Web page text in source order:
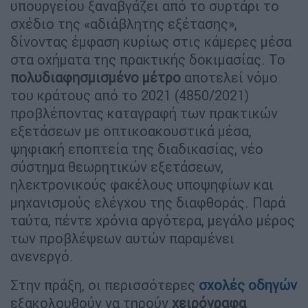
υπουργείου ξαναβγάζει από το συρτάρι το
σχέδιο της «αδιάβλητης εξέτασης»,
δίνοντας έμφαση κυρίως στις κάμερες μέσα
στα οχήματα της πρακτικής δοκιμασίας. Το
πολυδιαφησμισμένο μέτρο αποτελεί νόμο
του κράτους από το 2021 (4850/2021)
προβλέποντας καταγραφή των πρακτικών
εξετάσεων με οπτικοακουστικά μέσα,
ψηφιακή εποπτεία της διαδικασίας, νέο
σύστημα θεωρητικών εξετάσεων,
ηλεκτρονικούς φακέλους υποψηφίων και
μηχανισμούς ελέγχου της διαφθοράς. Παρά
ταύτα, πέντε χρόνια αργότερα, μεγάλο μέρος
των προβλέψεων αυτών παραμένει
ανενεργό.
Στην πράξη, οι περισσότερες σχολές οδηγών
εξακολουθούν να τηρούν χειρόγραφα